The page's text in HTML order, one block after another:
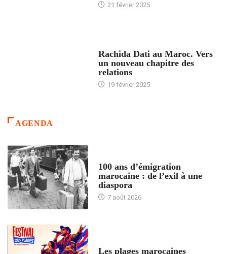
21 février 2025
Rachida Dati au Maroc. Vers
un nouveau chapitre des
relations
19 février 2025
AGENDA
100 ans d’émigration
marocaine : de l’exil à une
diaspora
7 août 2026
Les plages marocaines